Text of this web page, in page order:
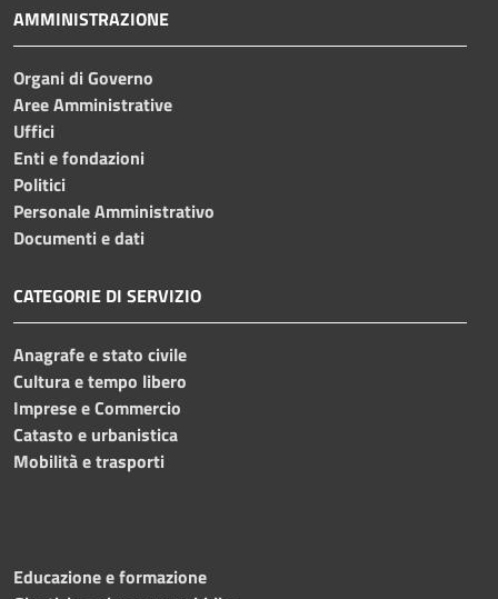
AMMINISTRAZIONE
Organi di Governo
Aree Amministrative
Uffici
Enti e fondazioni
Politici
Personale Amministrativo
Documenti e dati
CATEGORIE DI SERVIZIO
Anagrafe e stato civile
Cultura e tempo libero
Imprese e Commercio
Catasto e urbanistica
Mobilità e trasporti
Educazione e formazione